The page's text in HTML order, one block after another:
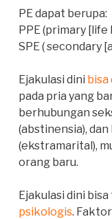
PE dapat berupa:
PPE (primary [life
SPE ( secondary
Ejakulasi dini
pada pria yang
berhubungan
(abstinensia),
(ekstramarital),
orang baru.
Ejakulasi dini
psikologis. Faktor